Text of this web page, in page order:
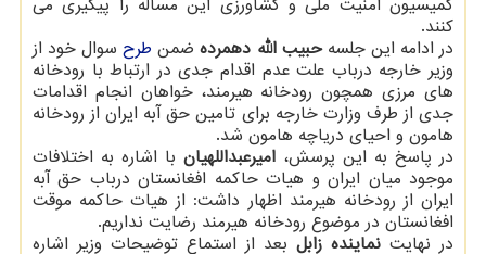
کمیسیون امنیت ملی و کشاورزی این مساله را پیگیری می
کنند.
در ادامه این جلسهحبیب الله دهمردهضمن طرحسوال خود از
وزیر خارجه درباب علت عدم اقدام جدی در ارتباط با رودخانه
های مرزی همچون رودخانه هیرمند، خواهان انجام اقدامات
جدی از طرف وزارت خارجه برای تامین حق آبه ایران از رودخانه
هامون و احیای دریاچه هامون شد.
در پاسخ به این پرسش، امیرعبداللهیانبا اشاره به اختلافات
موجود میان ایران و هیات حاکمه افغانستان درباب حق آبه
ایران از رودخانه هیرمند اظهار داشت: از هیات حاکمه موقت
افغانستان در موضوع رودخانه هیرمند رضایت نداریم.
در نهایت نماینده زابل بعد از استماع توضیحات وزیر اشاره